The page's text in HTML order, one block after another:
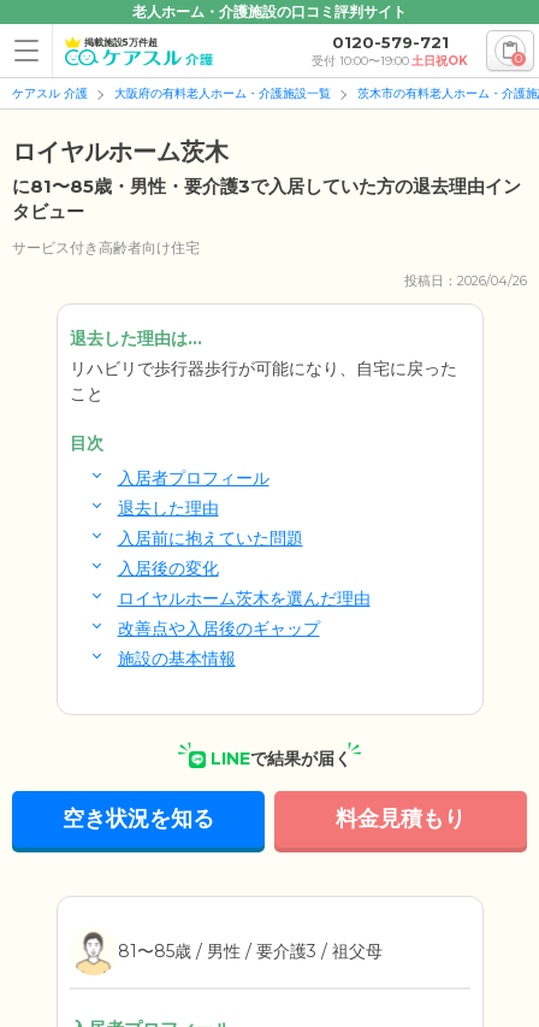
老人ホーム・介護施設の口コミ評判サイト
掲載施設5万件超 0120-579-721
受付 10:00〜19:00土日祝OK 0
ケアスル 介護 大阪府の有料老人ホーム・介護施設一覧 茨木市の有料老人ホーム・介護
ロイヤルホーム茨木
に81〜85歳・男性・要介護3で入居していた方の退去理由イン
タビュー
サービス付き高齢者向け住宅
投稿日：2026/04/26
退去した理由は...
リハビリで歩行器歩行が可能になり、自宅に戻った
こと
目次
入居者プロフィール
退去した理由
入居前に抱えていた問題
入居後の変化
ロイヤルホーム茨木を選んだ理由
改善点や入居後のギャップ
施設の基本情報
LINEで結果が届く
空き状況を知る 料金見積もり
81〜85歳 / 男性 / 要介護3 / 祖父母